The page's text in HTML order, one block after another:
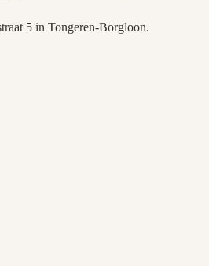
5 in Tongeren-Borgloon.